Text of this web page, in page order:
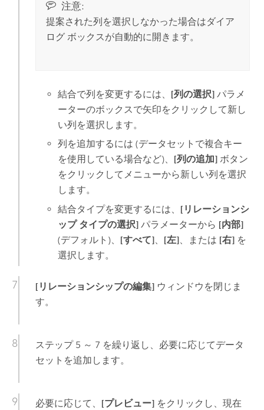
注意:
提案された列を選択しなかった場合はダイア
ログ ボックスが自動的に開きます。
結合で列を変更するには、 [列の選択] パラメ
ーターのボックスで矢印をクリックして新し
い列を選択します。
列を追加するには (データセットで複合キー
を使用している場合など)、 [列の追加] ボタン
をクリックしてメニューから新しい列を選択
します。
結合タイプを変更するには、 [リレーションシ
ップ タイプの選択] パラメーターから [内部]
(デフォルト)、 [すべて]、 [左]、または [右] を
選択します。
[リレーションシップの編集]ウィンドウを閉じま
す。
ステップ 5 ～ 7 を繰り返し、必要に応じてデータ
セットを追加します。
必要に応じて、 [プレビュー]をクリックし、現在